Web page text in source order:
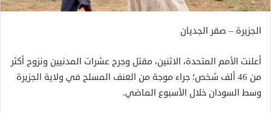
الجزيرة – صقر الجديان
أعلنت الأمم المتحدة، الاثنين، مقتل وجرح عشرات المدنيين ونزوح أكثر
من 46 ألف شخص؛ جراء موجة من العنف المسلح في ولاية الجزيرة
وسط السودان خلال الأسبوع الماضي.